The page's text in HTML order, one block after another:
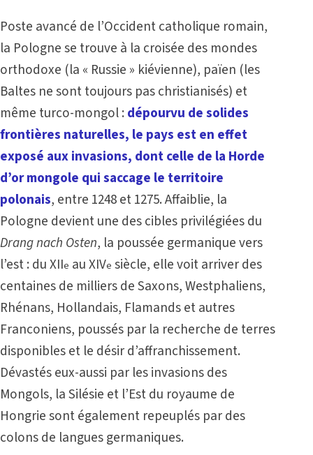
Poste avancé de l’Occident catholique romain,
la Pologne se trouve à la croisée des mondes
orthodoxe (la « Russie » kiévienne), païen (les
Baltes ne sont toujours pas christianisés) et
même turco-mongol : dépourvu de solides
frontières naturelles, le pays est en effet
exposé aux invasions, dont celle de la Horde
d’or mongole qui saccage le territoire
polonais, entre 1248 et 1275. Affaiblie, la
Pologne devient une des cibles privilégiées du
Drang nach Osten, la poussée germanique vers
l’est : du XIIe au XIVe siècle, elle voit arriver des
centaines de milliers de Saxons, Westphaliens,
Rhénans, Hollandais, Flamands et autres
Franconiens, poussés par la recherche de terres
disponibles et le désir d’affranchissement.
Dévastés eux-aussi par les invasions des
Mongols, la Silésie et l’Est du royaume de
Hongrie sont également repeuplés par des
colons de langues germaniques.